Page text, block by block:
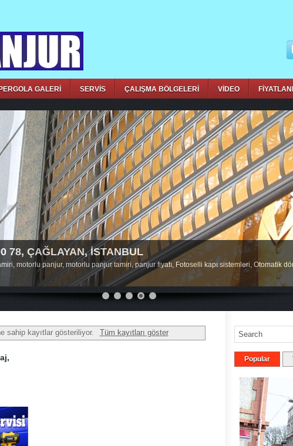
GALERİ SERVİS ÇALIŞMA BÖLGELERİ VİDEO
78, ÇAĞLAYAN, İSTANBUL
motorlu panjur, motorlu panjur tamiri, panjur fiyatı, Fotoselli kapı sistemleri, Otomatik
sahip kayıtlar gösteriliyor. Tüm kayıtları göster
Popular